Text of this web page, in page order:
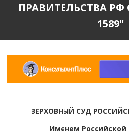
ПРАВИТЕЛЬСТВА РФ
1589"
ВЕРХОВНЫЙ СУД
Именем